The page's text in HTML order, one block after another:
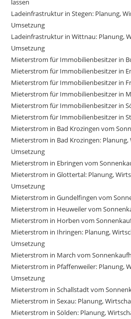
lassen
Ladeinfrastruktur in Stegen: Planung,
Umsetzung
Ladeinfrastruktur in Wittnau: Planung,
Umsetzung
Mieterstrom für Immobilienbesitzer in
Mieterstrom für Immobilienbesitzer in
Mieterstrom für Immobilienbesitzer in
Mieterstrom für Immobilienbesitzer in
Mieterstrom für Immobilienbesitzer in
Mieterstrom für Immobilienbesitzer in
Mieterstrom in Bad Krozingen vom
Mieterstrom in Bad Krozingen:
Umsetzung
Mieterstrom in Ebringen vom
Mieterstrom in Glottertal: Planung,
Umsetzung
Mieterstrom in Gundelfingen vom
Mieterstrom in Heuweiler vom
Mieterstrom in Horben vom
Mieterstrom in Ihringen: Planung,
Umsetzung
Mieterstrom in March vom
Mieterstrom in Pfaffenweiler: Planung,
Umsetzung
Mieterstrom in Schallstadt vom
Mieterstrom in Sexau: Planung,
Mieterstrom in Sölden: Planung,